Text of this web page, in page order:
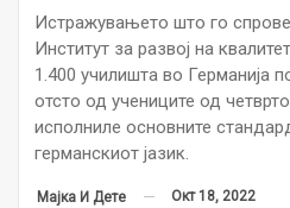
Истражувањето што го
Институт за развој на
1.400 училишта во Германија
отсто од учениците од
исполниле основните
германскиот јазик.
Мајка И Дете Окт 18, 2022